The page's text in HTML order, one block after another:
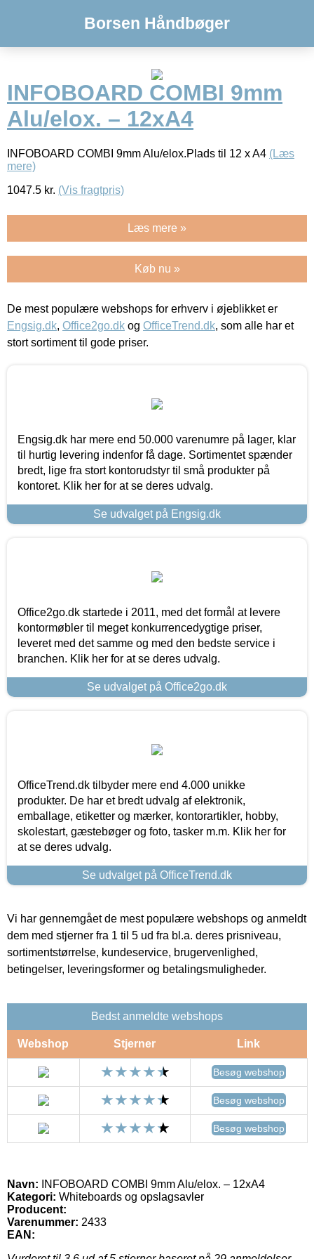
Borsen Håndbøger
INFOBOARD COMBI 9mm
Alu/elox. – 12xA4
INFOBOARD COMBI 9mm Alu/elox.Plads til 12 x A4 (Læs
mere)
1047.5 kr. (Vis fragtpris)
Læs mere »
Køb nu »
De mest populære webshops for erhverv i øjeblikket er
Engsig.dk, Office2go.dk og OfficeTrend.dk, som alle har et
stort sortiment til gode priser.
Engsig.dk har mere end 50.000 varenumre på lager, klar
til hurtig levering indenfor få dage. Sortimentet spænder
bredt, lige fra stort kontorudstyr til små produkter på
kontoret. Klik her for at se deres udvalg.
Se udvalget på Engsig.dk
Office2go.dk startede i 2011, med det formål at levere
kontormøbler til meget konkurrencedygtige priser,
leveret med det samme og med den bedste service i
branchen. Klik her for at se deres udvalg.
Se udvalget på Office2go.dk
OfficeTrend.dk tilbyder mere end 4.000 unikke
produkter. De har et bredt udvalg af elektronik,
emballage, etiketter og mærker, kontorartikler, hobby,
skolestart, gæstebøger og foto, tasker m.m. Klik her for
at se deres udvalg.
Se udvalget på OfficeTrend.dk
Vi har gennemgået de mest populære webshops og anmeldt
dem med stjerner fra 1 til 5 ud fra bl.a. deres prisniveau,
sortimentstørrelse, kundeservice, brugervenlighed,
betingelser, leveringsformer og betalingsmuligheder.
Bedst anmeldte webshops
Webshop Stjerner Link
Besøg webshop
Besøg webshop
Besøg webshop
Navn: INFOBOARD COMBI 9mm Alu/elox. – 12xA4
Kategori: Whiteboards og opslagsavler
Producent:
Varenummer: 2433
EAN: